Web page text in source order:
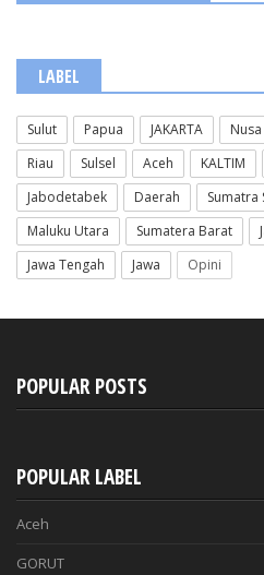
LABEL
Sulut Papua JAKARTA
Riau
Sulsel Aceh KALTIM
Jabodetabek
Daerah Sumatra
Maluku Utara
Sumatera Barat
Jawa Tengah
Jawa Opini
POPULAR POSTS
POPULAR LABEL
Aceh
GORUT